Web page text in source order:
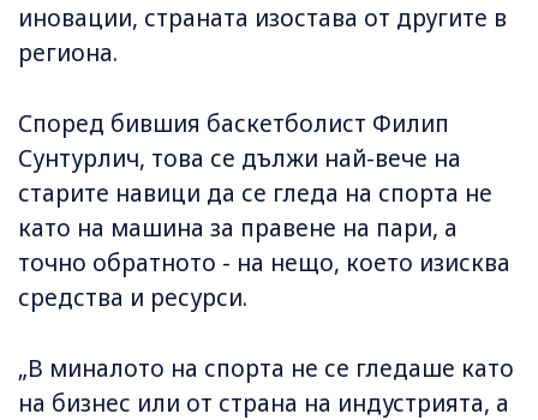
иновации, страната изостава от другите в
региона.
Според бившия баскетболист Филип
Сунтурлич, това се дължи най-вече на
старите навици да се гледа на спорта не
като на машина за правене на пари, а
точно обратното - на нещо, което изисква
средства и ресурси.
„В миналото на спорта не се гледаше като
на бизнес или от страна на индустрията, а